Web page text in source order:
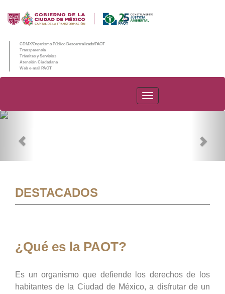
CDMX/Organismo Público Descentralizado/PAOT
Transparencia
Trámites y Servicios
Atención Ciudadana
Web e-mail PAOT
PAOT
DESTACADOS
¿Qué es la PAOT?
Es un organismo que defiende los derechos de los
habitantes de la Ciudad de México, a disfrutar de un